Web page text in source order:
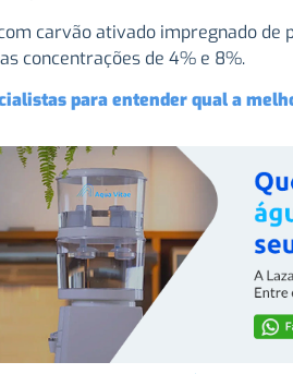
carvão ativado impregnado
concentrações de 4% e 8%.
para entender qual a